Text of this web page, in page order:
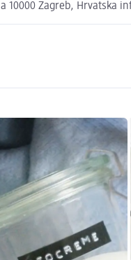
10000 Zagreb, Hrvatska